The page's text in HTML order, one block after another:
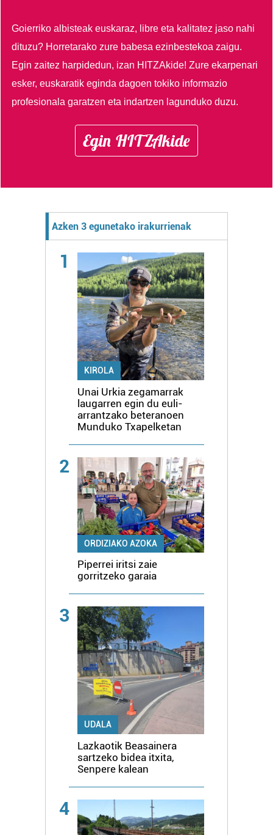
Goierriko albisteak euskaraz, libre eta kalitatez jaso nahi
dituzu? Horretarako zure babesa ezinbestekoa zaigu.
Egin zaitez harpidedun, izan HITZAkide!Zure ekarpenari
esker, euskaratik eginda dagoen tokiko informazio
profesionala garatzen eta indartzen lagunduko duzu.
Egin HITZAkide
Azken 3 egunetako irakurrienak
1
KIROLA
Unai Urkia zegamarrak
laugarren egin du euli-
arrantzako beteranoen
Munduko Txapelketan
2
ORDIZIAKO AZOKA
Piperrei iritsi zaie
gorritzeko garaia
3
UDALA
Lazkaotik Beasainera
sartzeko bidea itxita,
Senpere kalean
4